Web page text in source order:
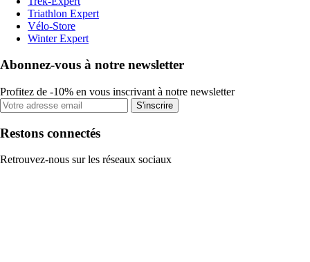
Triathlon Expert
Vélo-Store
Winter Expert
Abonnez-vous à notre newsletter
Profitez de -10% en vous inscrivant à notre newsletter
S'inscrire
Restons connectés
Retrouvez-nous sur les réseaux sociaux